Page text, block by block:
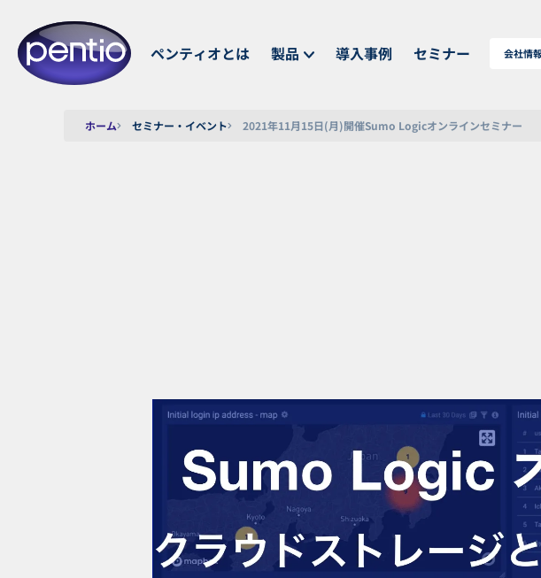
ペンティオとは 製品 導入事例 セミナー 会社情
ホーム セミナー・イベント 2021年11月15日(月)開催Sumo Logicオンラインセミナー